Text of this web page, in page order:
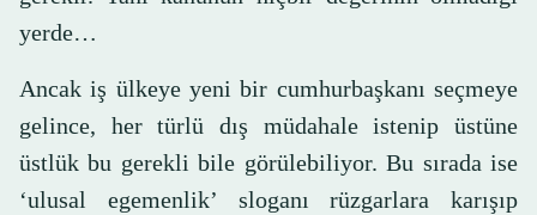
yerde…
Ancak iş ülkeye yeni bir cumhurbaşkanı seçmeye
gelince, her türlü dış müdahale istenip üstüne
üstlük bu gerekli bile görülebiliyor. Bu sırada ise
‘ulusal egemenlik’ sloganı rüzgarlara karışıp